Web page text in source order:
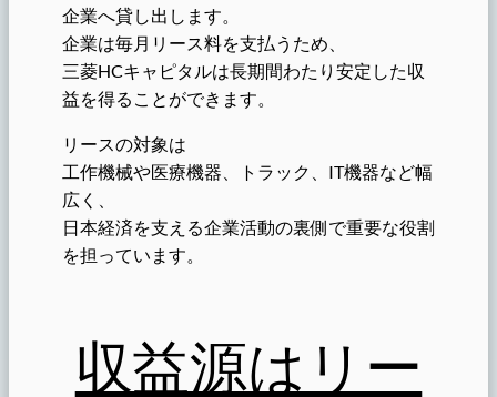
企業へ貸し出します。
企業は毎月リース料を支払うため、
三菱HCキャピタルは長期間わたり安定した収
益を得ることができます。
リースの対象は
工作機械や医療機器、トラック、IT機器など幅
広く、
日本経済を支える企業活動の裏側で重要な役割
を担っています。
収益源はリー